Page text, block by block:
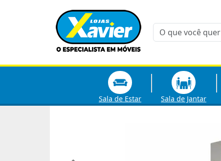
Sala de Estar Sala de Jantar